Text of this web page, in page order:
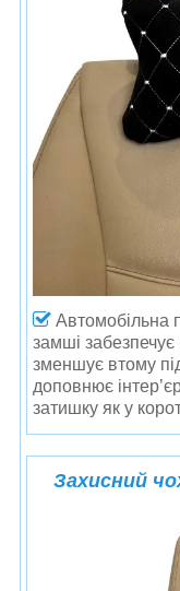
Автомобільна
замші
зменшує втому
доповнює
затишку як у
Захисний